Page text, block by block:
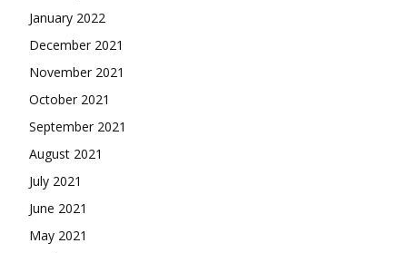
January 2022
December 2021
November 2021
October 2021
September 2021
August 2021
July 2021
June 2021
May 2021